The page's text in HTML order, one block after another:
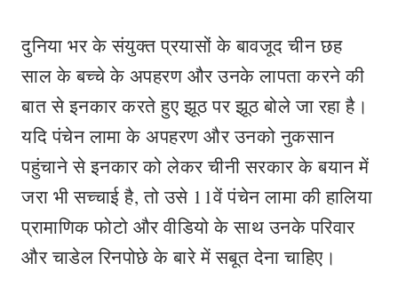
दुनिया भर के संयुक्त प्रयासों के बावजूद चीन छह
साल के बच्चे के अपहरण और उनके लापता करने की
बात से इनकार करते हुए झूठ पर झूठ बोले जा रहा है।
यदि पंचेन लामा के अपहरण और उनको नुकसान
पहुंचाने से इनकार को लेकर चीनी सरकार के बयान में
जरा भी सच्चाई है, तो उसे 11वें पंचेन लामा की हालिया
प्रामाणिक फोटो और वीडियो के साथ उनके परिवार
और चाडेल रिनपोछे के बारे में सबूत देना चाहिए।